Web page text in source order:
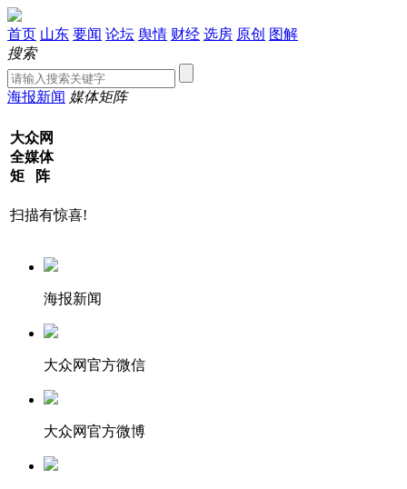
首页 山东 要闻 论坛 舆情 财经 选房 原创 图解
搜索
海报新闻 媒体矩阵
大众网
全媒体
矩 阵
扫描有惊喜!
海报新闻
大众网官方微信
大众网官方微博